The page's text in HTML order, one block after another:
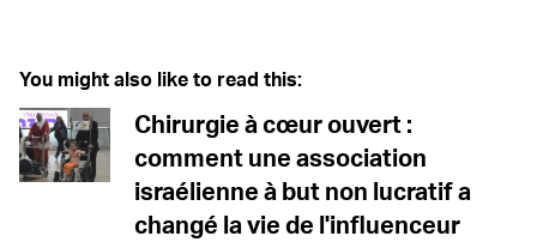
You might also like to read this:
Chirurgie à cœur ouvert :
comment une association
israélienne à but non lucratif a
changé la vie de l'influenceur